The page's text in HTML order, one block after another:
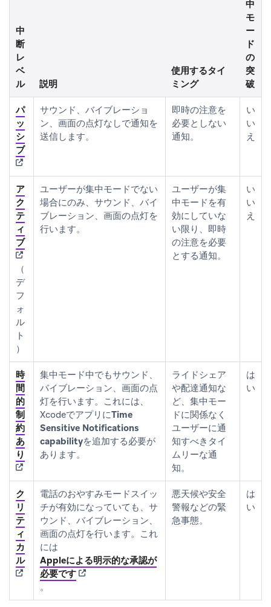
中
断
レ
ベ
ル
説明
使用するタイ
ミング
中
モ
ー
ド
の
突
破
パ
ッ
シ
ブ(opens in new tab)
サウンド、バイブレーショ
ン、画面の点灯なしで通知を
送信します。
即時の注意を
必要としない
通知。
い
い
え
ア
ク
テ
ィ
ブ(opens in new tab)
（
デ
フ
ォ
ル
ト
）
ユーザーが集中モードでない
場合にのみ、サウンド、バイ
ブレーション、画面の点灯を
行います。
ユーザーが集
中モードを有
効にしていな
い限り、即時
の注意を必要
とする通知。
い
い
え
時
間
的
制
約
あ
り (opens in new tab)
集中モード中でもサウンド、
バイブレーション、画面の点
灯を行います。これには、
XcodeでアプリにTime
Sensitive Notifications
capabilityを追加する必要が
あります。
ライドシェア
や配達通知な
ど、集中モー
ドに関係なく
ユーザーに通
知すべきタイ
ムリーな通
知。
は
い
ク
リ
テ
ィ
カ
ル(opens in new tab)
電話のおやすみモードスイッ
チが有効になっていても、サ
ウンド、バイブレーション、
画面の点灯を行います。これ
には
Appleによる明示的な承認が
必要です(opens in new tab)
。
悪天候や安全
警報などの緊
急事態。
は
い